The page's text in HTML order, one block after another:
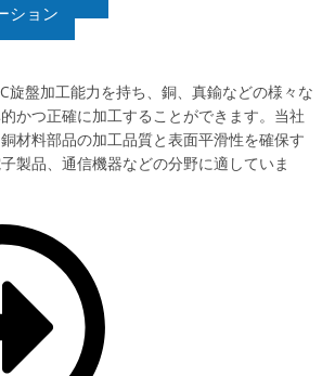
ション
旋盤加工能力を持ち、銅、真鍮などの様々な
かつ正確に加工することができます。当社
材料部品の加工品質と表面平滑性を確保す
製品、通信機器などの分野に適していま